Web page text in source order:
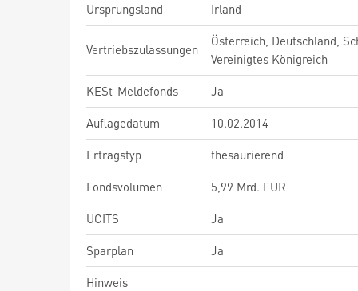
Ursprungsland
Irland
Vertriebszulassungen
Österreich, Deutschland,
Vereinigtes Königreich
KESt-Meldefonds
Ja
Auflagedatum
10.02.2014
Ertragstyp
thesaurierend
Fondsvolumen
5,99 Mrd. EUR
UCITS
Ja
Sparplan
Ja
Hinweis